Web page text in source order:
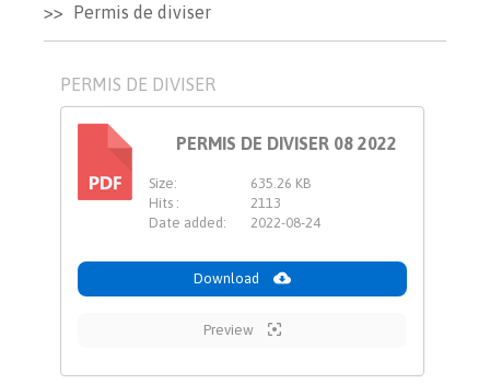
Permis de diviser
PERMIS DE DIVISER
PDF
PERMIS DE DIVISER 08 2022
Size:
635.26 KB
Hits :
2113
Date added:
2022-08-24
Download
Preview